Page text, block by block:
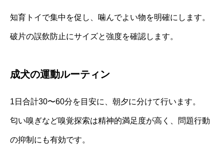
知育トイで集中を促し、噛んでよい物を明確にします。
破片の誤飲防止にサイズと強度を確認します。
成犬の運動ルーティン
1日合計30〜60分を目安に、朝夕に分けて行います。
匂い嗅ぎなど嗅覚探索は精神的満足度が高く、問題行動
の抑制にも有効です。